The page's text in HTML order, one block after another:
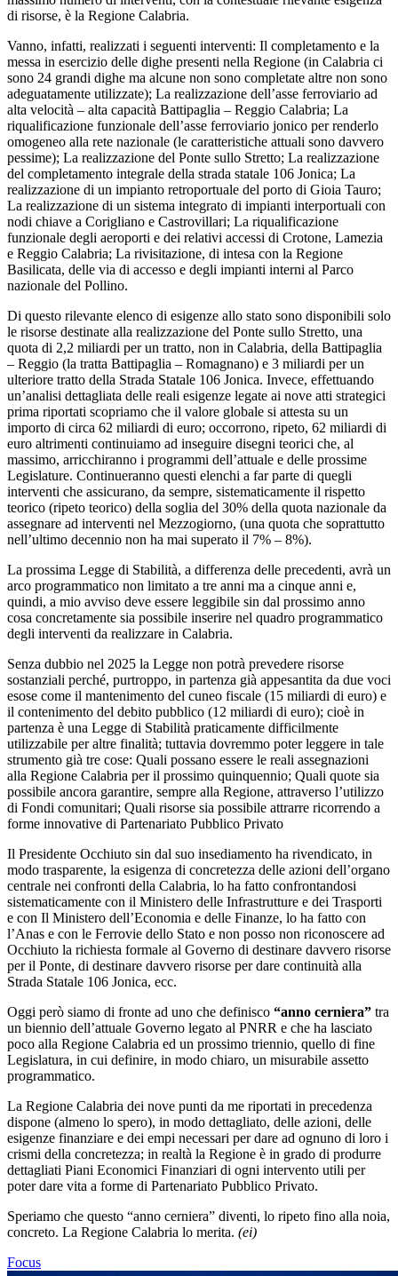
di risorse, è la Regione Calabria.
Vanno, infatti, realizzati i seguenti interventi: Il completamento e la
messa in esercizio delle dighe presenti nella Regione (in Calabria ci
sono 24 grandi dighe ma alcune non sono completate altre non sono
adeguatamente utilizzate); La realizzazione dell’asse ferroviario ad
alta velocità – alta capacità Battipaglia – Reggio Calabria; La
riqualificazione funzionale dell’asse ferroviario jonico per renderlo
omogeneo alla rete nazionale (le caratteristiche attuali sono davvero
pessime); La realizzazione del Ponte sullo Stretto; La realizzazione
del completamento integrale della strada statale 106 Jonica; La
realizzazione di un impianto retroportuale del porto di Gioia Tauro;
La realizzazione di un sistema integrato di impianti interportuali con
nodi chiave a Corigliano e Castrovillari; La riqualificazione
funzionale degli aeroporti e dei relativi accessi di Crotone, Lamezia
e Reggio Calabria; La rivisitazione, di intesa con la Regione
Basilicata, delle via di accesso e degli impianti interni al Parco
nazionale del Pollino.
Di questo rilevante elenco di esigenze allo stato sono disponibili solo
le risorse destinate alla realizzazione del Ponte sullo Stretto, una
quota di 2,2 miliardi per un tratto, non in Calabria, della Battipaglia
– Reggio (la tratta Battipaglia – Romagnano) e 3 miliardi per un
ulteriore tratto della Strada Statale 106 Jonica. Invece, effettuando
un’analisi dettagliata delle reali esigenze legate ai nove atti strategici
prima riportati scopriamo che il valore globale si attesta su un
importo di circa 62 miliardi di euro; occorrono, ripeto, 62 miliardi di
euro altrimenti continuiamo ad inseguire disegni teorici che, al
massimo, arricchiranno i programmi dell’attuale e delle prossime
Legislature. Continueranno questi elenchi a far parte di quegli
interventi che assicurano, da sempre, sistematicamente il rispetto
teorico (ripeto teorico) della soglia del 30% della quota nazionale da
assegnare ad interventi nel Mezzogiorno, (una quota che soprattutto
nell’ultimo decennio non ha mai superato il 7% – 8%).
La prossima Legge di Stabilità, a differenza delle precedenti, avrà un
arco programmatico non limitato a tre anni ma a cinque anni e,
quindi, a mio avviso deve essere leggibile sin dal prossimo anno
cosa concretamente sia possibile inserire nel quadro programmatico
degli interventi da realizzare in Calabria.
Senza dubbio nel 2025 la Legge non potrà prevedere risorse
sostanziali perché, purtroppo, in partenza già appesantita da due voci
esose come il mantenimento del cuneo fiscale (15 miliardi di euro) e
il contenimento del debito pubblico (12 miliardi di euro); cioè in
partenza è una Legge di Stabilità praticamente difficilmente
utilizzabile per altre finalità; tuttavia dovremmo poter leggere in tale
strumento già tre cose: Quali possano essere le reali assegnazioni
alla Regione Calabria per il prossimo quinquennio; Quali quote sia
possibile ancora garantire, sempre alla Regione, attraverso l’utilizzo
di Fondi comunitari; Quali risorse sia possibile attrarre ricorrendo a
forme innovative di Partenariato Pubblico Privato
Il Presidente Occhiuto sin dal suo insediamento ha rivendicato, in
modo trasparente, la esigenza di concretezza delle azioni dell’organo
centrale nei confronti della Calabria, lo ha fatto confrontandosi
sistematicamente con il Ministero delle Infrastrutture e dei Trasporti
e con Il Ministero dell’Economia e delle Finanze, lo ha fatto con
l’Anas e con le Ferrovie dello Stato e non posso non riconoscere ad
Occhiuto la richiesta formale al Governo di destinare davvero risorse
per il Ponte, di destinare davvero risorse per dare continuità alla
Strada Statale 106 Jonica, ecc.
Oggi però siamo di fronte ad uno che definisco “anno cerniera” tra
un biennio dell’attuale Governo legato al PNRR e che ha lasciato
poco alla Regione Calabria ed un prossimo triennio, quello di fine
Legislatura, in cui definire, in modo chiaro, un misurabile assetto
programmatico.
La Regione Calabria dei nove punti da me riportati in precedenza
dispone (almeno lo spero), in modo dettagliato, delle azioni, delle
esigenze finanziare e dei empi necessari per dare ad ognuno di loro i
crismi della concretezza; in realtà la Regione è in grado di produrre
dettagliati Piani Economici Finanziari di ogni intervento utili per
poter dare vita a forme di Partenariato Pubblico Privato.
Speriamo che questo “anno cerniera” diventi, lo ripeto fino alla noia,
concreto. La Regione Calabria lo merita. (ei)
Focus